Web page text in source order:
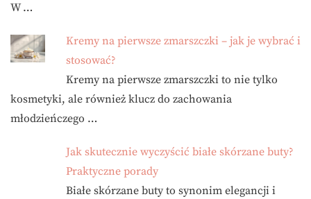
W …
Kremy na pierwsze zmarszczki – jak je wybrać i
stosować?
Kremy na pierwsze zmarszczki to nie tylko
kosmetyki, ale również klucz do zachowania
młodzieńczego …
Jak skutecznie wyczyścić białe skórzane buty?
Praktyczne porady
Białe skórzane buty to synonim elegancji i